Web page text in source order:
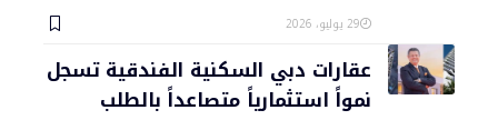
29 يوليو، 2026
عقارات دبي السكنية الفندقية تسجل
نمواً استثمارياً متصاعداً بالطلب